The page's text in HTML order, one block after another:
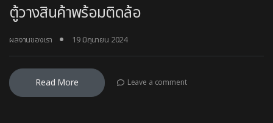
ตู้วางสินค้าพร้อมติดล้อ
ผลงานของเรา 19 มิถุนายน 2024
Read More Leave a comment